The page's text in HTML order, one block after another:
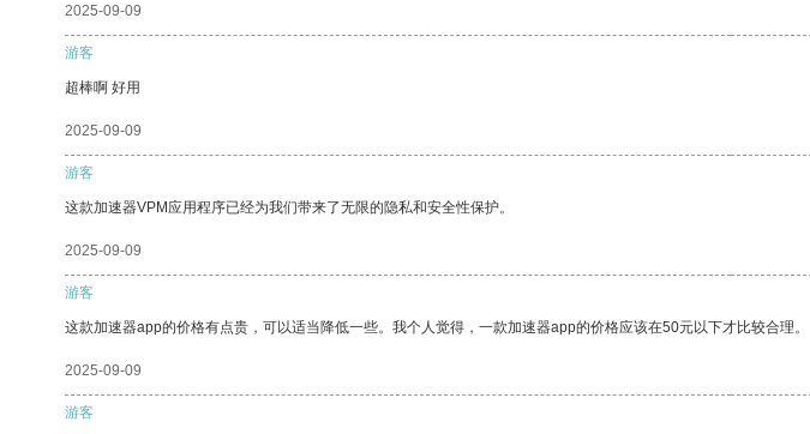
2025-09-09
游客
超棒啊 好用
2025-09-09
游客
这款加速器VPM应用程序已经为我们带来了无限的隐私和安全性保护。
2025-09-09
游客
这款加速器app的价格有点贵，可以适当降低一些。我个人觉得，一款加速器app的价格应该在50元以下才比较合理。
2025-09-09
游客